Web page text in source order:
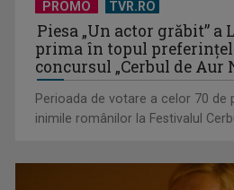
TELEȘCOALA: Matematică, clasa a
algebră (II) / VIDEO
Piesa „Un actor grăbit” a
prima în topul
concursul „Cerbul de Aur
Perioada de votare a celor 70 de
inimile românilor la Festivalul